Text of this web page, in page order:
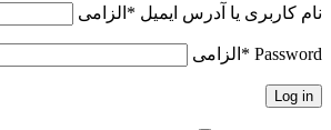
نام کاربری یا آدرس ایمیل * الزامی
Password
* الزامی
Log in